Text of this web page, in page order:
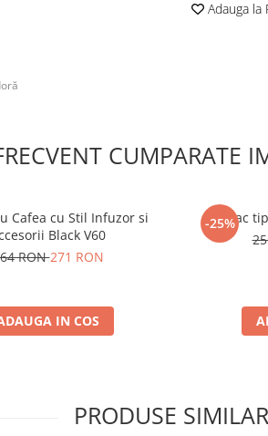
Adauga la
CUMPARATE
Cafea cu Stil Infuzor si
Black V60
RON271 RON
IN COS
-25%
Hamac
PRODUSE